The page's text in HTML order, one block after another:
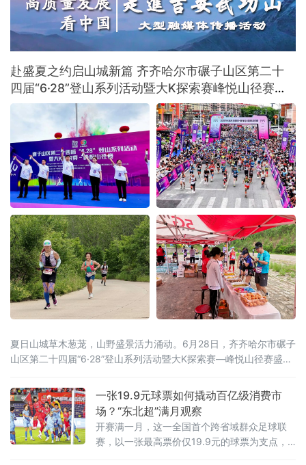
国内音乐叙事系统化研究短板，形成有组织科
研模式。
赴盛夏之约启山城新篇 齐齐哈尔市碾子山区第二十
四届“6·28”登山系列活动暨大K探索赛峰悦山径赛激
情开赛
夏日山城草木葱茏，山野盛景活力涌动。6月28日，齐齐哈尔市碾子
山区第二十四届“6·28”登山系列活动暨大K探索赛—峰悦山径赛盛大
文广旅游局、市体育局、市融媒体中心鼎力支持，区文广旅游局、
齐齐哈尔圣金旅游发展有限公司承办，辽宁维思天品体育发展有限
公司专业运营。二十四年
一张19.9元球票如何撬动百亿级消费市
场？“东北超”满月观察
开赛满一月，这一全国首个跨省域群众足球联
赛，以一张最高票价仅19.9元的球票为支点，